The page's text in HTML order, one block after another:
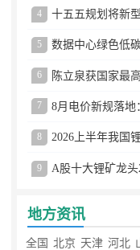
4
5
6
7 8月电价新规落地
8
9
地方资讯
全国 北京 天津 河北